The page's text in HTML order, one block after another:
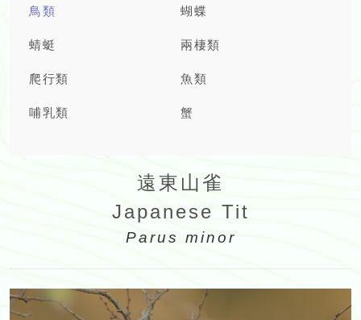
鳥類 蝴蝶
蜻蜓 兩棲類
爬行類 魚類
哺乳類 蟹
遠東山雀
Japanese Tit
Parus minor